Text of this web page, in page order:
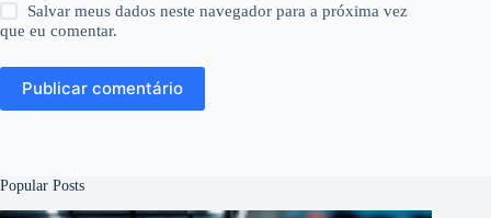
Salvar meus dados neste navegador para a próxima vez
que eu comentar.
Publicar comentário
Popular Posts